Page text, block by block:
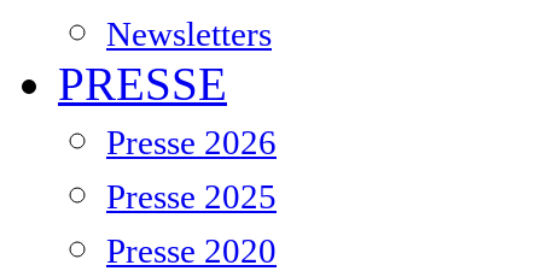
Newsletters
PRESSE
Presse 2026
Presse 2025
Presse 2020